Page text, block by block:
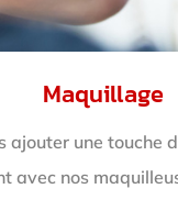
Maquillage
ajouter une touche
avec nos